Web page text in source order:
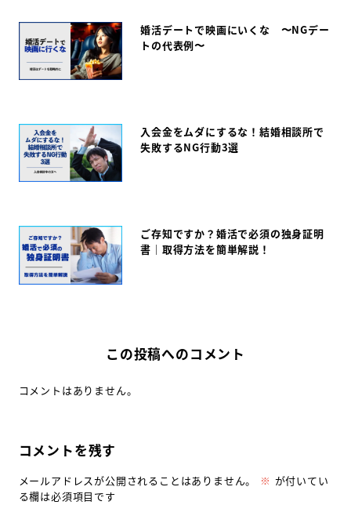
婚活デートで映画にいくな 〜NGデー
トの代表例〜
入会金をムダにするな！結婚相談所で
失敗するNG行動3選
ご存知ですか？婚活で必須の独身証明
書｜取得方法を簡単解説！
この投稿へのコメント
コメントはありません。
コメントを残す
メールアドレスが公開されることはありません。 ※ が付いてい
る欄は必須項目です